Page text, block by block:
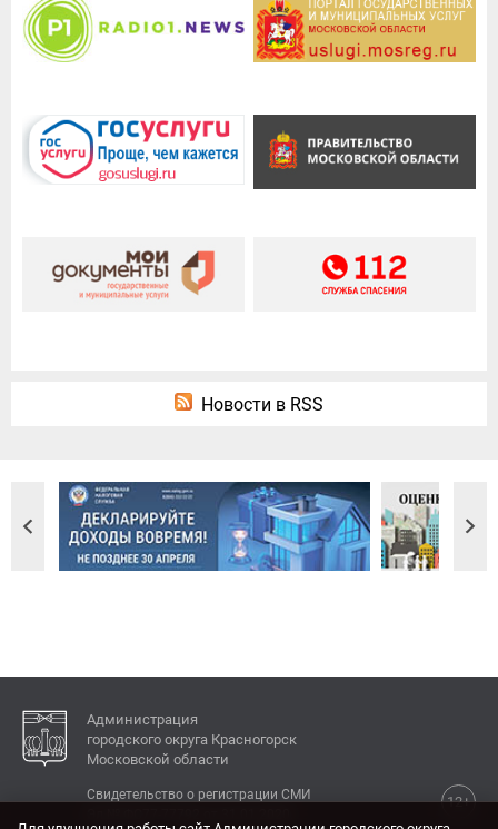
Новости в RSS
Администрация
городского округа Красногорск
Московской области
12+
Свидетельство о регистрации СМИ